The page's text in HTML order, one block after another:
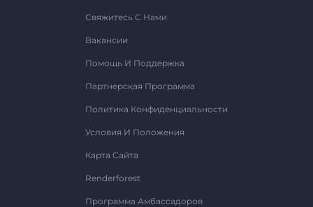
Свяжитесь С Нами
Вакансии
Помощь И Поддержка
Партнерская Программа
Политика Конфиденциальности
Условия И Положения
Карта Сайта
Renderforest
Программа Амбассадоров